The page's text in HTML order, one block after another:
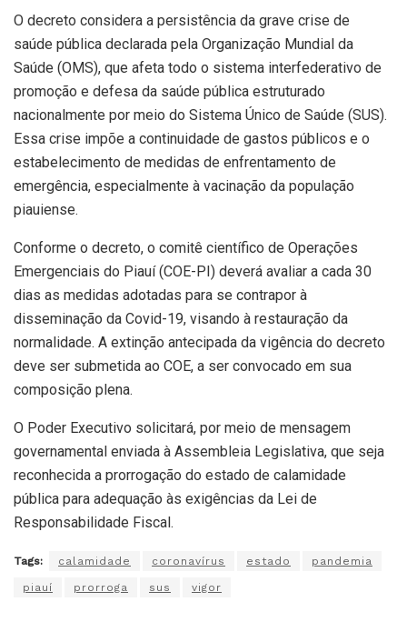
O decreto considera a persistência da grave crise de
saúde pública declarada pela Organização Mundial da
Saúde (OMS), que afeta todo o sistema interfederativo de
promoção e defesa da saúde pública estruturado
nacionalmente por meio do Sistema Único de Saúde (SUS).
Essa crise impõe a continuidade de gastos públicos e o
estabelecimento de medidas de enfrentamento de
emergência, especialmente à vacinação da população
piauiense.
Conforme o decreto, o comitê científico de Operações
Emergenciais do Piauí (COE-PI) deverá avaliar a cada 30
dias as medidas adotadas para se contrapor à
disseminação da Covid-19, visando à restauração da
normalidade. A extinção antecipada da vigência do decreto
deve ser submetida ao COE, a ser convocado em sua
composição plena.
O Poder Executivo solicitará, por meio de mensagem
governamental enviada à Assembleia Legislativa, que seja
reconhecida a prorrogação do estado de calamidade
pública para adequação às exigências da Lei de
Responsabilidade Fiscal.
Tags: calamidade coronavírus estado pandemia
piauí prorroga sus vigor